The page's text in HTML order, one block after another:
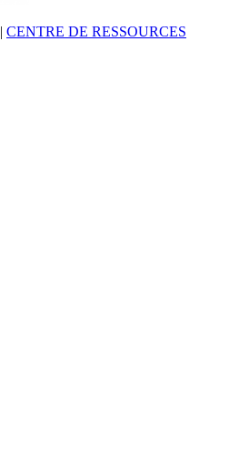
| CENTRE DE RESSOURCES